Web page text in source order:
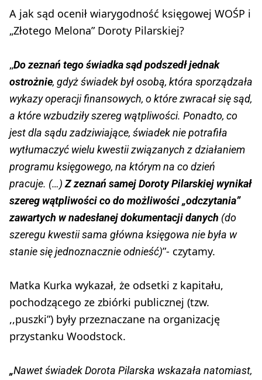
A jak sąd ocenił wiarygodność księgowej WOŚP i
„Złotego Melona” Doroty Pilarskiej?
„Do zeznań tego świadka sąd podszedł jednak
ostrożnie, gdyż świadek był osobą, która sporządzała
wykazy operacji finansowych, o które zwracał się sąd,
a które wzbudziły szereg wątpliwości. Ponadto, co
jest dla sądu zadziwiające, świadek nie potrafiła
wytłumaczyć wielu kwestii związanych z działaniem
programu księgowego, na którym na co dzień
pracuje. (…) Z zeznań samej Doroty Pilarskiej wynikał
szereg wątpliwości co do możliwości „odczytania”
zawartych w nadesłanej dokumentacji danych (do
szeregu kwestii sama główna księgowa nie była w
stanie się jednoznacznie odnieść)”- czytamy.
Matka Kurka wykazał, że odsetki z kapitału,
pochodzącego ze zbiórki publicznej (tzw.
,,puszki”) były przeznaczane na organizację
przystanku Woodstock.
„Nawet świadek Dorota Pilarska wskazała natomiast,